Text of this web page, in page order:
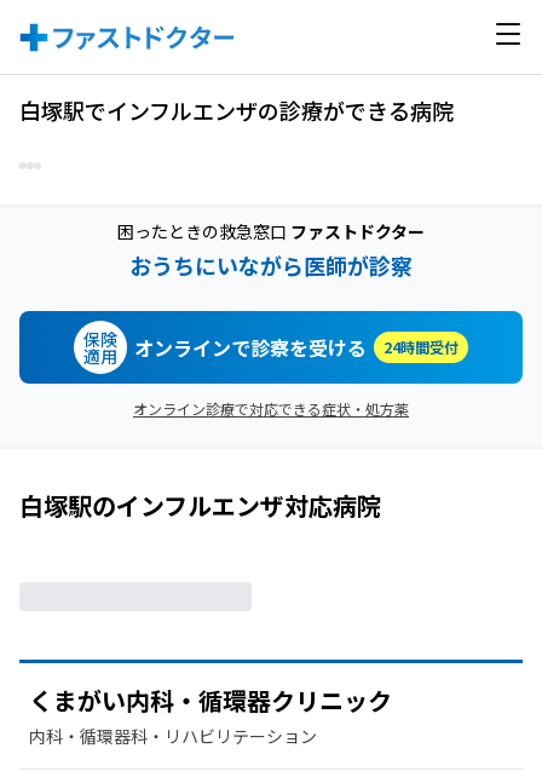
白塚駅でインフルエンザの診療ができる病院
困ったときの救急窓口 ファストドクター
おうちにいながら医師が診察
保険
適用 オンラインで診察を受ける 24時間受付
オンライン診療で対応できる症状・処方薬
白塚駅のインフルエンザ対応病院
く まがい内科・循環器クリニック
内科・​循環器科・​リハビリテーション